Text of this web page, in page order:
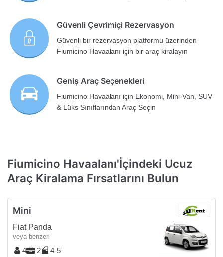
Güvenli Çevrimiçi Rezervasyon
Güvenli bir rezervasyon platformu üzerinden
Fiumicino Havaalanı için bir araç kiralayın
Geniş Araç Seçenekleri
Fiumicino Havaalanı için Ekonomi, Mini-Van, SUV
& Lüks Sınıflarından Araç Seçin
Fiumicino Havaalanı'İçindeki Ucuz
Araç Kiralama Fırsatlarını Bulun
Mini
Fiat Panda
veya benzeri
4 2 4-5